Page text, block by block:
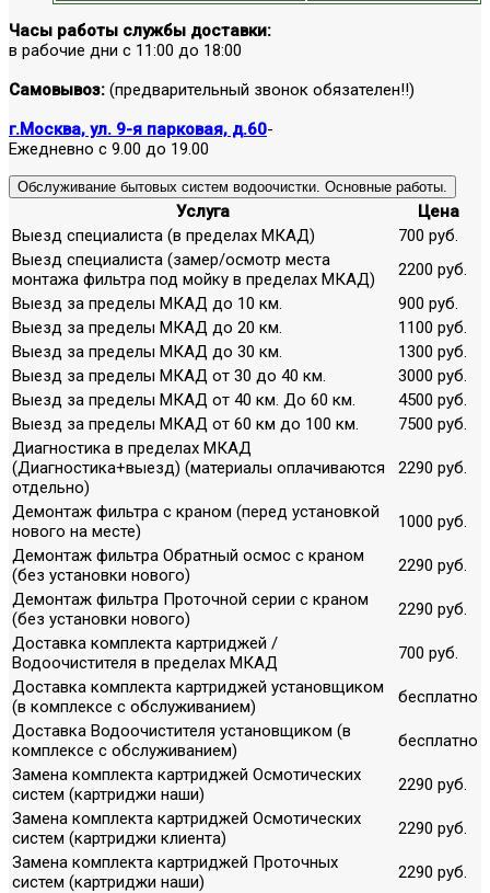
Часы работы службы доставки:
в рабочие дни с 11:00 до 18:00
Самовывоз: (предварительный звонок обязателен!!)
г.Москва, ул. 9-я парковая, д.60-
Ежедневно с 9.00 до 19.00
Обслуживание бытовых систем водоочистки. Основные работы.
Услуга
Цена
Выезд специалиста (в пределах МКАД)
700 руб.
Выезд специалиста (замер/осмотр места
монтажа фильтра под мойку в пределах МКАД)
2200 руб.
Выезд за пределы МКАД до 10 км.
900 руб.
Выезд за пределы МКАД до 20 км.
1100 руб.
Выезд за пределы МКАД до 30 км.
1300 руб.
Выезд за пределы МКАД от 30 до 40 км.
3000 руб.
Выезд за пределы МКАД от 40 км. До 60 км.
4500 руб.
Выезд за пределы МКАД от 60 км до 100 км.
7500 руб.
Диагностика в пределах МКАД
(Диагностика+выезд) (материалы оплачиваются
отдельно)
2290 руб.
Демонтаж фильтра с краном (перед установкой
нового на месте)
1000 руб.
Демонтаж фильтра Обратный осмос с краном
(без установки нового)
2290 руб.
Демонтаж фильтра Проточной серии с краном
(без установки нового)
2290 руб.
Доставка комплекта картриджей /
Водоочистителя в пределах МКАД
700 руб.
Доставка комплекта картриджей установщиком
(в комплексе с обслуживанием)
бесплатно
Доставка Водоочистителя установщиком (в
комплексе с обслуживанием)
бесплатно
Замена комплекта картриджей Осмотических
систем (картриджи наши)
2290 руб.
Замена комплекта картриджей Осмотических
систем (картриджи клиента)
2290 руб.
Замена комплекта картриджей Проточных
систем (картриджи наши)
2290 руб.